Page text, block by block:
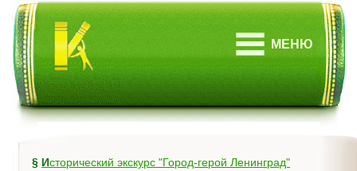
МЕНЮ
§
Исторический экскурс "Город-герой Ленинград"